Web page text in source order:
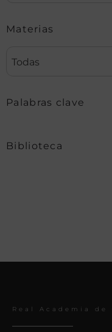
Materias
Todas
Palabras clave
Biblioteca
Real Academia de